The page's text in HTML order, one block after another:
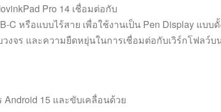
Pro 14 เชื่อมต่อกับ
C หรือแบบไร้สาย เพื่อใช้งานเป็น Pen Display แบ
จร และความยืดหยุ่นในการเชื่อมต่อกับเวิร์กโฟลว์บ
Android 15 และขับเคลื่อนด้วย